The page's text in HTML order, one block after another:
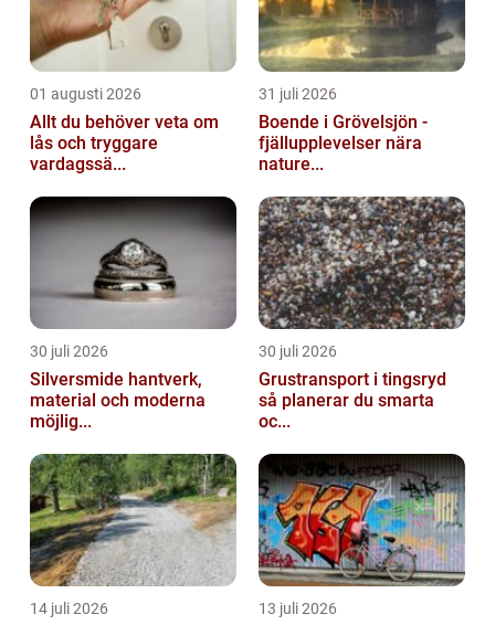
01 augusti 2026
Allt du behöver veta om
lås och tryggare
vardagssä...
31 juli 2026
Boende i Grövelsjön -
fjällupplevelser nära
nature...
30 juli 2026
Silversmide hantverk,
material och moderna
möjlig...
30 juli 2026
Grustransport i tingsryd
så planerar du smarta
oc...
14 juli 2026 13 juli 2026